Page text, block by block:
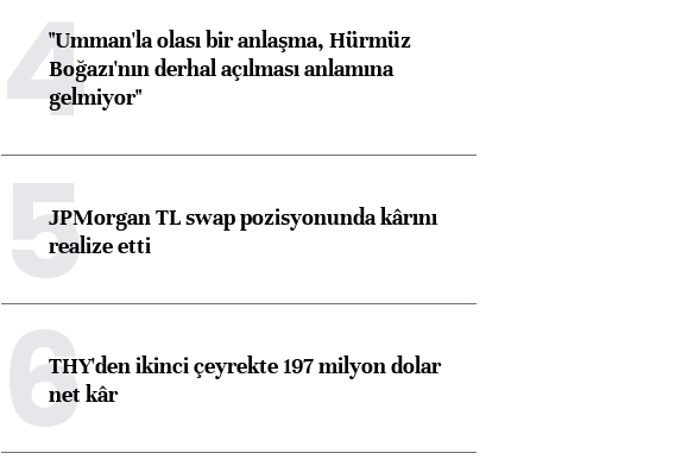
4"Umman'la olası bir anlaşma, Hürmüz
Boğazı'nın derhal açılması anlamına
gelmiyor"
5JPMorgan TL swap pozisyonunda kârını
realize etti
6THY'den ikinci çeyrekte 197 milyon dolar
net kâr